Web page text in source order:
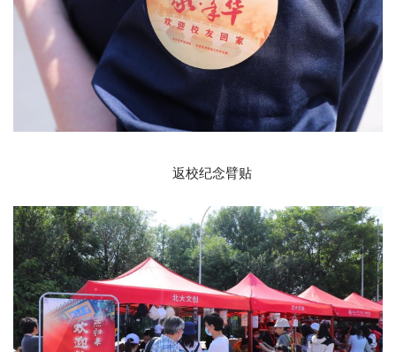
返校纪念臂贴